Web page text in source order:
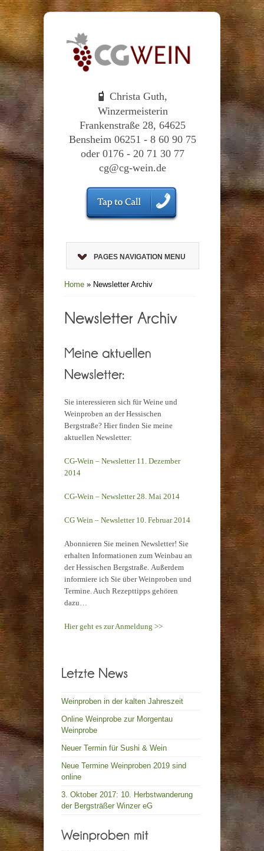
Christa Guth,
Winzermeisterin
Frankenstraße 28, 64625
Bensheim 06251 - 8 60 90 75
oder 0176 - 20 71 30 77
cg@cg-wein.de
PAGES NAVIGATION MENU
Home » Newsletter Archiv
Sie interessieren sich für Weine und
Weinproben an der Hessischen
Bergstraße? Hier finden Sie meine
aktuellen Newsletter:
CG-Wein – Newsletter 11. Dezember
2014
CG-Wein – Newsletter 28. Mai 2014
CG Wein – Newsletter 10. Februar 2014
Abonnieren Sie meinen Newsletter! Sie
erhalten Informationen zum Weinbau an
der Hessischen Bergstraße. Außerdem
informiere ich Sie über Weinproben und
Termine. Auch Rezepttipps gehören
dazu…
Hier geht es zur Anmeldung >>
Weinproben in der kalten Jahreszeit
Online Weinprobe zur Morgentau
Weinprobe
Neuer Termin für Sushi & Wein
Neue Termine Weinproben 2019 sind
online
3. Oktober 2017: 10. Herbstwanderung
der Bergsträßer Winzer eG